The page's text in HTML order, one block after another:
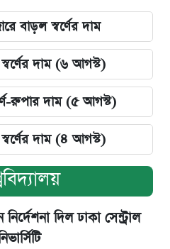
বাড়ল স্বর্ণের দাম
দাম (৬ আগস্ট)
রুপার দাম (৫ আগস্ট)
দাম (৪ আগস্ট)
দিল ঢাকা সেন্ট্রাল